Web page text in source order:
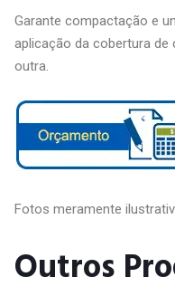
Garante compactação e
aplicação da cobertura
outra.
Fotos meramente
Outros